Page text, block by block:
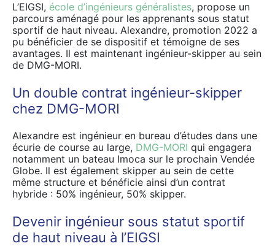
L’EIGSI, école d’ingénieurs généralistes, propose un
parcours aménagé pour les apprenants sous statut
sportif de haut niveau. Alexandre, promotion 2022 a
pu bénéficier de se dispositif et témoigne de ses
avantages. Il est maintenant ingénieur-skipper au sein
de DMG-MORI.
Un double contrat ingénieur-skipper
chez DMG-MORI
Alexandre est ingénieur en bureau d’études dans une
écurie de course au large, DMG-MORI qui engagera
notamment un bateau Imoca sur le prochain Vendée
Globe. Il est également skipper au sein de cette
même structure et bénéficie ainsi d’un contrat
hybride : 50% ingénieur, 50% skipper.
Devenir ingénieur sous statut sportif
de haut niveau à l’EIGSI